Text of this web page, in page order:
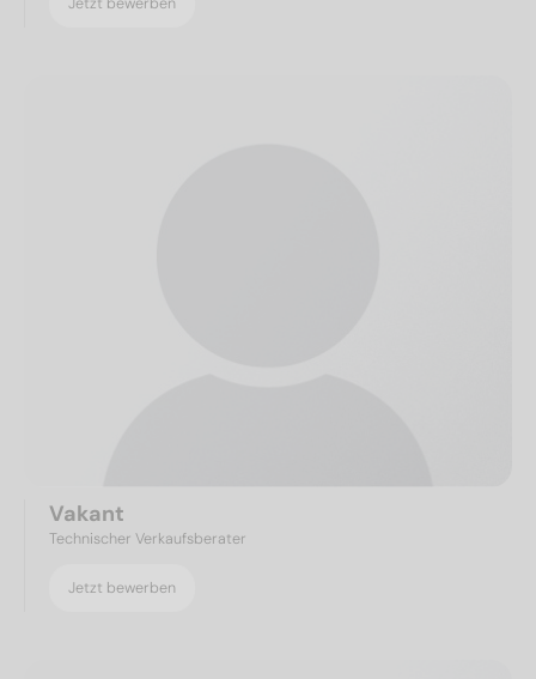
Vakant
Technischer Verkaufsberater
Jetzt bewerben